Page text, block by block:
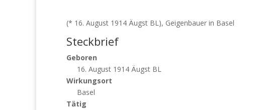
(* 16. August 1914 Äugst BL), Geigenbauer in Basel
Steckbrief
Geboren
16. August 1914 Äugst BL
Wirkungsort
Basel
Tätig